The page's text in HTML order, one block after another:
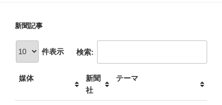
新聞記事
件表示 検索:
媒体
新聞
社
テーマ